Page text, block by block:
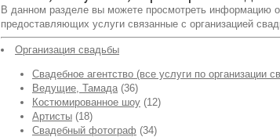
В данном разделе вы можете просмотреть информацию
предоставляющих услуги связанные с организацией
Организация свадьбы
Свадебное агентство (все услуги по организации
Ведущие, Тамада(36)
Костюмированное шоу (12)
Артисты (18)
Свадебный фотограф (34)